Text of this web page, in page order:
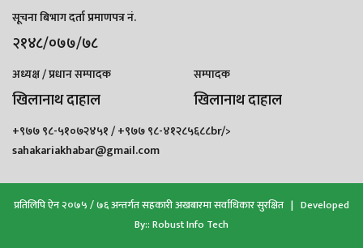
सूचना बिभाग दर्ता प्रमाणपत्र नं.
२१४८/०७७/७८
अध्यक्ष / प्रधान सम्पादक
खिलानाथ दाहाल
सम्पादक
खिलानाथ दाहाल
+९७७ ९८-५१०७२४५१ / +९७७ ९८-४१२८५६८८br/>
sahakariakhabar@gmail.com
प्रतिलिपि ऐन २०७५ / ७६ अन्तर्गत सहकारी अखबारमा सर्वाधिकार सुरक्षित | Developed
By::Robust Info Tech